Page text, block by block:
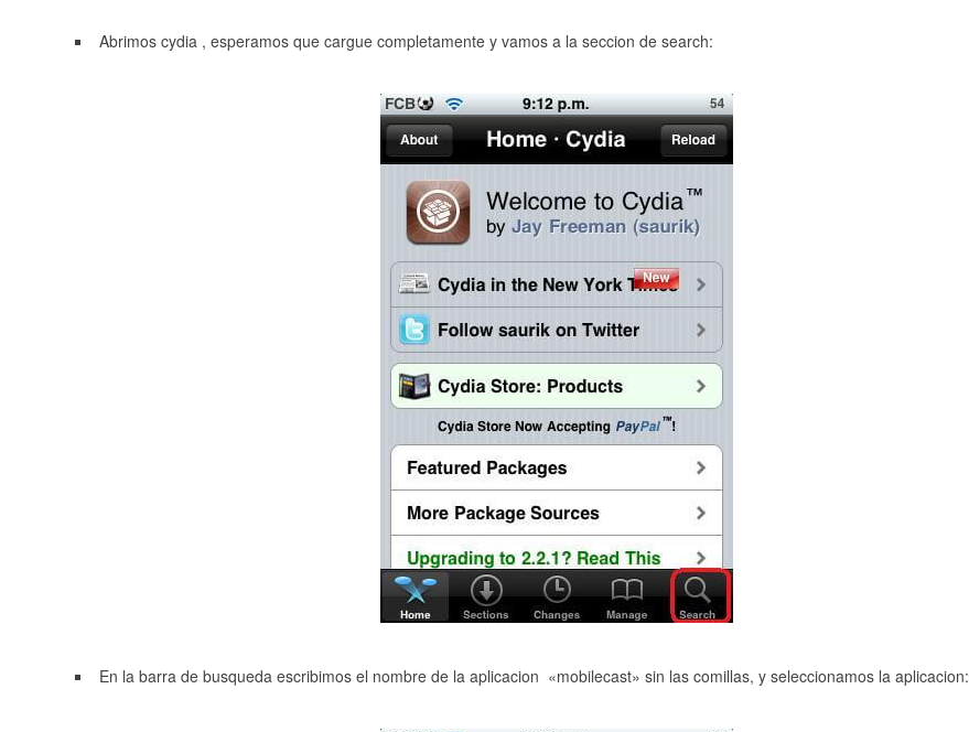
Abrimos cydia , esperamos que cargue completamente y vamos a la seccion de search:
En la barra de busqueda escribimos el nombre de la aplicacion «mobilecast» sin las comillas, y seleccionamos la aplicacion: